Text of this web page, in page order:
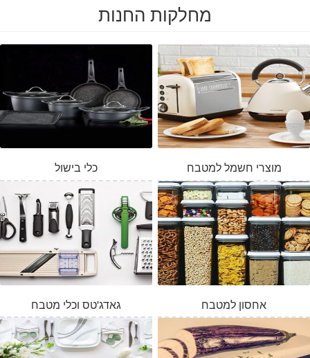
מחלקות החנות
כלי בישול מוצרי חשמל למטבח
גאדג'טס וכלי מטבח אחסון למטבח